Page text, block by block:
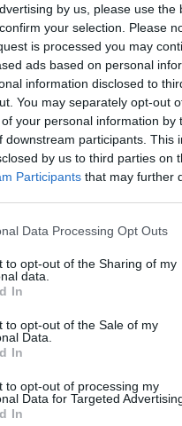
by us, please use the
your selection. Please
is processed you may
ads based on personal
information disclosed to
You may separately opt-out
your personal information by
downstream participants. This
by us to third parties on
Participants that may further
Data Processing Opt Outs
to opt-out of the Sharing of my
data.
In
to opt-out of the Sale of my
Data.
In
to opt-out of processing my
Data for Targeted
In
εξερράγη σε λεωφορείο
Τουλάχιστον 2 νεκροί και 13
ΠΕΡΙΣΣΟΤΕΡΑ
AΡΘΡΑ
βίντεο από τον
00:00
προστατεύουν
τους ασθενή